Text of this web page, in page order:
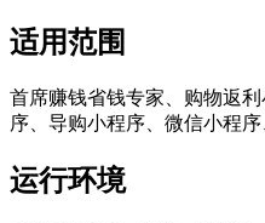
适用范围
首席赚钱省钱专家、购物返
序、导购小程序、微信小程
运行环境